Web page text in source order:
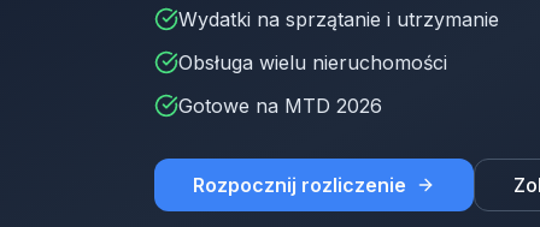
Wydatki na sprzątanie i utrzymanie
Obsługa wielu nieruchomości
Gotowe na MTD 2026
Rozpocznij rozliczenie